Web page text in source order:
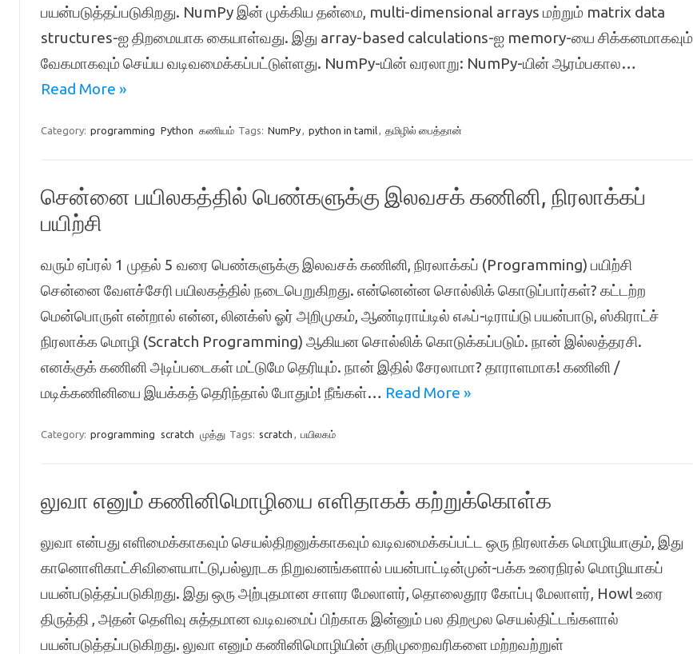
பயன்படுத்தப்படுகிறது. NumPy இன் முக்கிய தன்மை, multi-dimensional arrays மற்றும் matrix data
structures-ஐ திறமையாக கையாள்வது. இது array-based calculations-ஐ memory-யை சிக்கனமாகவும்
வேகமாகவும் செய்ய வடிவமைக்கப்பட்டுள்ளது. NumPy-யின் வரலாறு: NumPy-யின் ஆரம்பகால…
Read More »
Category: programming Python கணியம் Tags: NumPy, python in tamil, தமிழில் பைத்தான்
சென்னை பயிலகத்தில் பெண்களுக்கு இலவசக் கணினி, நிரலாக்கப்
பயிற்சி
வரும் ஏப்ரல் 1 முதல் 5 வரை பெண்களுக்கு இலவசக் கணினி, நிரலாக்கப் (Programming) பயிற்சி
சென்னை வேளச்சேரி பயிலகத்தில் நடைபெறுகிறது. என்னென்ன சொல்லிக் கொடுப்பார்கள்? கட்டற்ற
மென்பொருள் என்றால் என்ன, லினக்ஸ் ஓர் அறிமுகம், ஆண்டிராய்டில் எஃப்-டிராய்டு பயன்பாடு, ஸ்கிராட்ச்
நிரலாக்க மொழி (Scratch Programming) ஆகியன சொல்லிக் கொடுக்கப்படும். நான் இல்லத்தரசி.
எனக்குக் கணினி அடிப்படைகள் மட்டுமே தெரியும். நான் இதில் சேரலாமா? தாராளமாக! கணினி /
மடிக்கணினியை இயக்கத் தெரிந்தால் போதும்! நீங்கள்… Read More »
Category: programming scratch முத்து Tags: scratch , பயிலகம்
லுவா எனும் கணினிமொழியை எளிதாகக் கற்றுக்கொள்க
லுவா என்பது எளிமைக்காகவும் செயல்திறனுக்காகவும் வடிவமைக்கப்பட்ட ஒரு நிரலாக்க மொழியாகும், இது
கானொளிகாட்சிவிளையாட்டு,பல்லூடக நிறுவனங்களால் பயன்பாட்டின்முன்-பக்க உரைநிரல் மொழியாகப்
பயன்படுத்தப்படுகிறது. இது ஒரு அற்புதமான சாளர மேலாளர், தொலைதூர கோப்பு மேலாளர், Howl உரை
திருத்தி , அதன் தெளிவு சுத்தமான வடிவமைப் பிற்காக இன்னும் பல திறமூல செயல்திட்டங்களால்
பயன்படுத்தப்படுகிறது. லுவா எனும் கணினிமொழியின் குறிமுறைவரிகளை மற்றவற்றுள்